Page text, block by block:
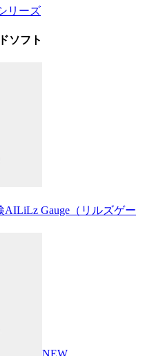
リーズ
ソフト
AILiLz Gauge（リルズゲー
NEW